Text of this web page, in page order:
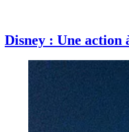
Disney : Une action